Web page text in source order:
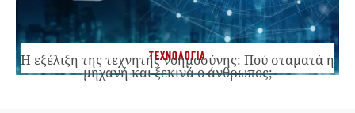
ΤΕΧΝΟΛΟΓΙΑ
Η εξέλιξη της τεχνητής νοημοσύνης: Πού σταματά η
μηχανή και ξεκινά ο άνθρωπος;